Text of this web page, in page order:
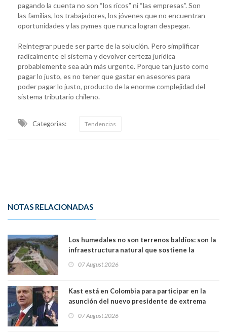
pagando la cuenta no son “los ricos” ni “las empresas”. Son
las familias, los trabajadores, los jóvenes que no encuentran
oportunidades y las pymes que nunca logran despegar.
Reintegrar puede ser parte de la solución. Pero simplificar
radicalmente el sistema y devolver certeza jurídica
probablemente sea aún más urgente. Porque tan justo como
pagar lo justo, es no tener que gastar en asesores para
poder pagar lo justo, producto de la enorme complejidad del
sistema tributario chileno.
Categorias: Tendencias
NOTAS RELACIONADAS
Los humedales no son terrenos baldíos: son la
infraestructura natural que sostiene la
07 August 2026
Kast está en Colombia para participar en la
asunción del nuevo presidente de extrema
07 August 2026